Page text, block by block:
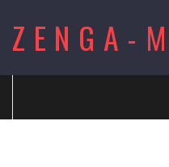
content
ZENGA-